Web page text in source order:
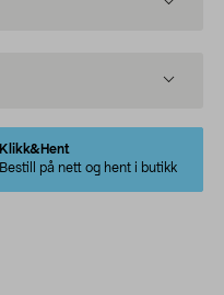
Klikk&Hent
Bestill på nett og hent i butikk